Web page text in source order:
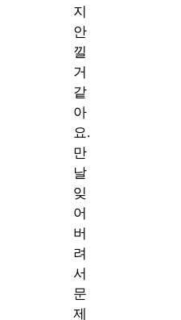
지
안
낄
거
같
아
요.
만
날
잊
어
버
려
서
문
제